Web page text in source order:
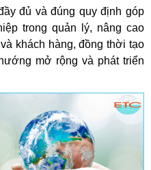
đủ và đúng quy định góp
trong quản lý, nâng cao
khách hàng, đồng thời tạo
mở rộng và phát triển